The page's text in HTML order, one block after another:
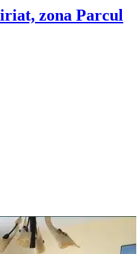
zona Parcul